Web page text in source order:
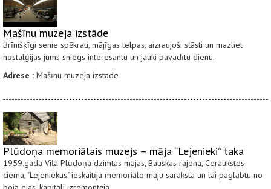
Mašīnu muzeja izstāde
Brīnišķīgi senie spēkrati, mājīgas telpas, aizraujoši stāsti un mazliet
nostalģijas jums sniegs interesantu un jauki pavadītu dienu.
Adrese : Mašīnu muzeja izstāde
Plūdoņa memoriālais muzejs – māja “Lejenieki” taka
1959.gadā Viļa Plūdoņa dzimtās mājas, Bauskas rajona, Ceraukstes
ciema, "Lejeniekus" ieskaitīja memoriālo māju sarakstā un lai paglābtu no